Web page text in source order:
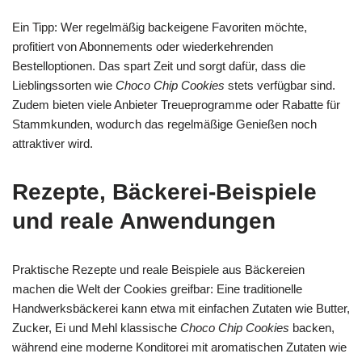
Ein Tipp: Wer regelmäßig backeigene Favoriten möchte,
profitiert von Abonnements oder wiederkehrenden
Bestelloptionen. Das spart Zeit und sorgt dafür, dass die
Lieblingssorten wie Choco Chip Cookies stets verfügbar sind.
Zudem bieten viele Anbieter Treueprogramme oder Rabatte für
Stammkunden, wodurch das regelmäßige Genießen noch
attraktiver wird.
Rezepte, Bäckerei-Beispiele
und reale Anwendungen
Praktische Rezepte und reale Beispiele aus Bäckereien
machen die Welt der Cookies greifbar: Eine traditionelle
Handwerksbäckerei kann etwa mit einfachen Zutaten wie Butter,
Zucker, Ei und Mehl klassische Choco Chip Cookies backen,
während eine moderne Konditorei mit aromatischen Zutaten wie